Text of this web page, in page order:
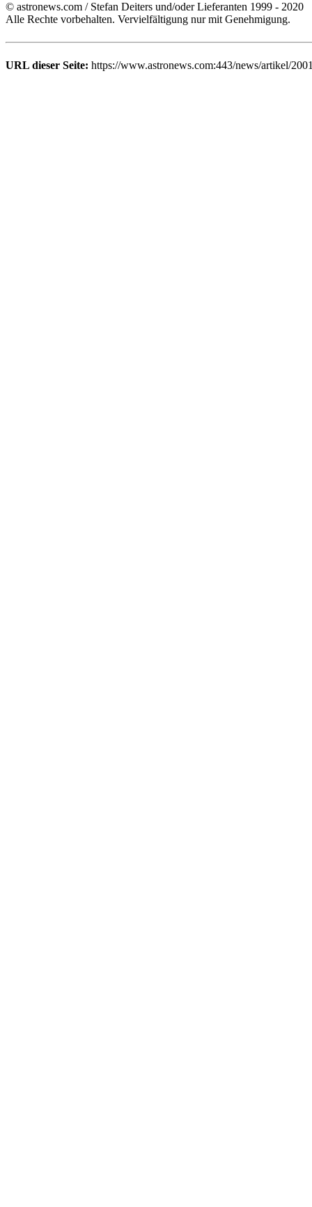
© astronews.com / Stefan Deiters und/oder Lieferanten 1999 - 2020
Alle Rechte vorbehalten. Vervielfältigung nur mit Genehmigung.
URL dieser Seite: https://www.astronews.com:443/news/artikel/